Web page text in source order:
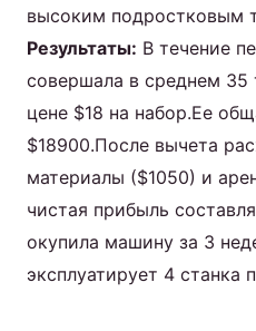
высоким подростковым
Результаты: В течение
совершала в среднем 35
цене $18 на набор.Ее
$18900.После вычета
материалы ($1050) и
чистая прибыль
окупила машину за 3
эксплуатирует 4 станка